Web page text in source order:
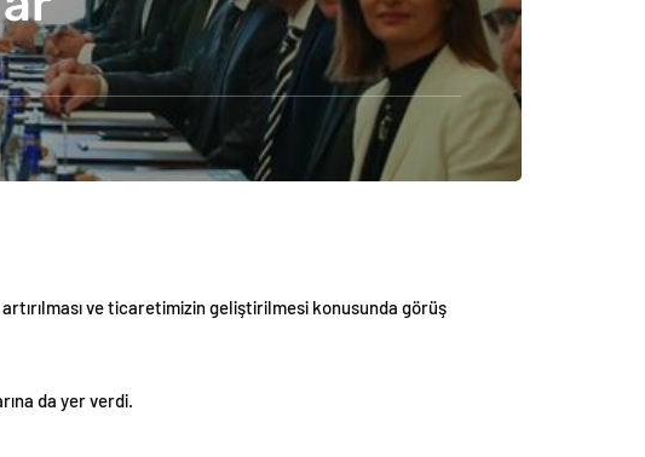
artırılması ve ticaretimizin geliştirilmesi konusunda görüş
da yer verdi.